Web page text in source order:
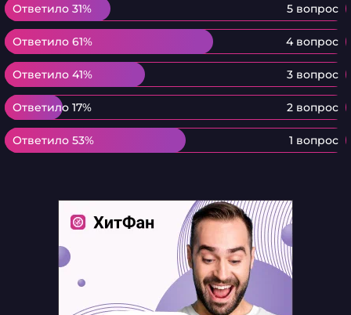
Ответило 31% 5 вопрос
Ответило 31%
Ответило 61% 4 вопрос
Ответило 61%
Ответило 41% 3 вопрос
Ответило 41%
Ответило 17% 2 вопрос
Ответило 17%
Ответило 53% 1 вопрос
Ответило 53%